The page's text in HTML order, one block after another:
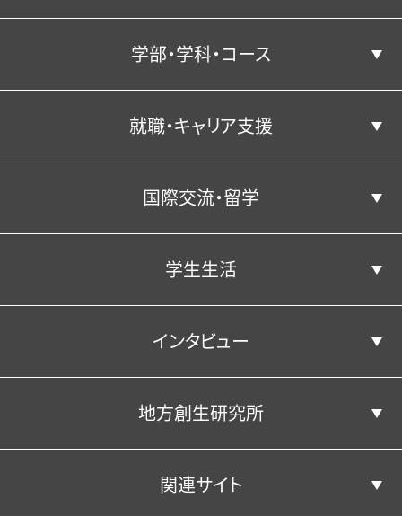
コンピテンシー向上につながる活動
学長あいさつ／建学の精神
沿革
3つのポリシー
公表情報
公表情報
学部学科並びに人材養成の目的
在籍担当教員
キャンパス・施設
キャンパス・施設
松平記念図書館
アクセス
学部・学科・コース
学部・学科・コース
経済学科
経済学科の紹介
地域経済デザインコース
公共政策コース
経営学科
経営学科の紹介
経営・会計コース
国際ビジネスコース
教員紹介
経済学部経済学科
経済学部経営学科
就職・キャリア支援
キャリア教育
就職実績
就職⽀援プログラム
エクステンション（課外講座）
国際交流・留学
国際交流・留学
学生生活
学生生活
年間行事（学内イベント）
クラブ活動・学友会
インタビュー
卒業生の声
在学生の声
地方創生研究所
地方創生研究所
関連サイト